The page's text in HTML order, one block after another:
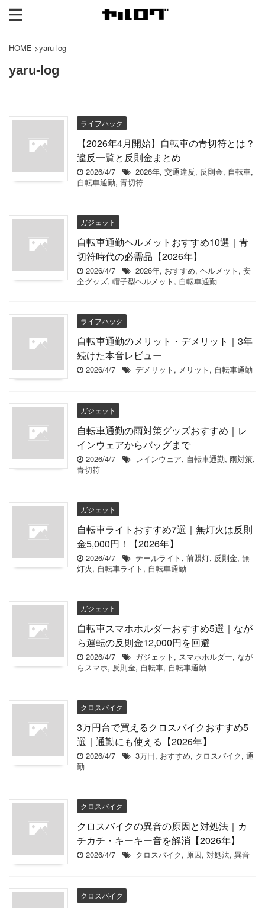
HOME >yaru-log
yaru-log
ライフハック
【2026年4月開始】自転車の青切符とは？
違反一覧と反則金まとめ
2026/4/7 2026年, 交通違反, 反則金, 自転車,
自転車通勤, 青切符
ガジェット
自転車通勤ヘルメットおすすめ10選｜青
切符時代の必需品【2026年】
2026/4/7 2026年, おすすめ, ヘルメット , 安
全グッズ, 帽子型ヘルメット , 自転車通勤
ライフハック
自転車通勤のメリット・デメリット｜3年
続けた本音レビュー
2026/4/7 デメリット , メリット , 自転車通勤
ガジェット
自転車通勤の雨対策グッズおすすめ｜レ
インウェアからバッグまで
2026/4/7 レインウェア, 自転車通勤, 雨対策,
青切符
ガジェット
自転車ライトおすすめ7選｜無灯火は反則
金5,000円！【2026年】
2026/4/7 テールライト , 前照灯, 反則金, 無
灯火, 自転車ライト , 自転車通勤
ガジェット
自転車スマホホルダーおすすめ5選｜なが
ら運転の反則金12,000円を回避
2026/4/7 ガジェット , スマホホルダー, なが
らスマホ, 反則金, 自転車, 自転車通勤
クロスバイク
3万円台で買えるクロスバイクおすすめ5
選｜通勤にも使える【2026年】
2026/4/7 3万円, おすすめ, クロスバイク, 通
勤
クロスバイク
クロスバイクの異音の原因と対処法｜カ
チカチ・キーキー音を解消【2026年】
2026/4/7 クロスバイク, 原因, 対処法, 異音
クロスバイク